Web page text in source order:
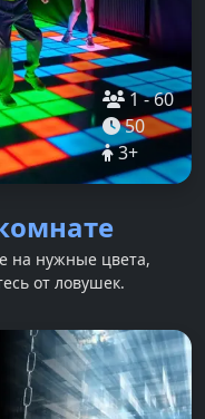
1-60
50
3+
на нужные цвета,
от ловушек.